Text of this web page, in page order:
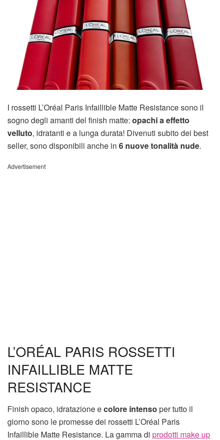
I rossetti L’Oréal Paris Infaillible Matte Resistance sono il
sogno degli amanti del finish matte: opachi a effetto
velluto, idratanti e a lunga durata! Divenuti subito dei best
seller, sono disponibili anche in 6 nuove tonalità nude.
Advertisement
L’ORÉAL PARIS ROSSETTI
INFAILLIBLE MATTE
RESISTANCE
Finish opaco, idratazione ecolore intenso per tutto il
giorno sono le promesse dei rossetti L’Oréal Paris
Infaillible Matte Resistance. La gamma di prodotti make up